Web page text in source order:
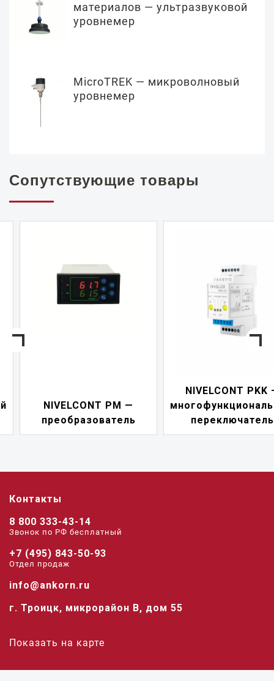
материалов — ультразвуковой
уровнемер
MicroTREK — микроволновый
уровнемер
Сопутствующие товары
NIVELCONT PM —
преобразователь
NIVELCONT PKK —
переключатель
Контакты
8 800 333-43-14
Звонок по РФ беcплатный
+7 (495) 843-50-93
Отдел продаж
info@ankorn.ru
г. Троицк, микрорайон В, дом 55
Показать на карте